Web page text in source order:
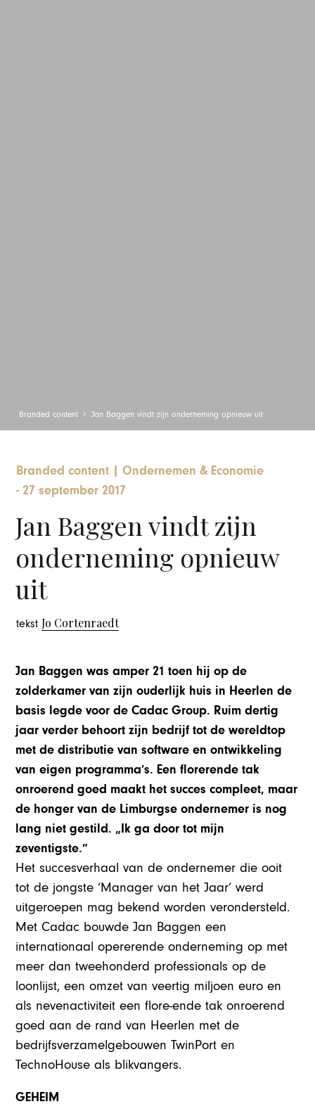
Branded content Jan Baggen vindt zijn onderneming opnieuw uit
Branded content
Ondernemen & Economie
-27 september 2017
Jan Baggen vindt zijn
onderneming opnieuw
uit
tekstJo Cortenraedt
Jan Baggen was amper 21 toen hij op de
zolderkamer van zijn ouderlijk huis in Heerlen de
basis legde voor de Cadac Group. Ruim dertig
jaar verder behoort zijn bedrijf tot de wereldtop
met de distributie van software en ontwikkeling
van eigen programma’s. Een florerende tak
onroerend goed maakt het succes compleet, maar
de honger van de Limburgse ondernemer is nog
lang niet gestild. „Ik ga door tot mijn
zeventigste.”
Het succesverhaal van de ondernemer die ooit
tot de jongste ‘Manager van het Jaar’ werd
uitgeroepen mag bekend worden verondersteld.
Met Cadac bouwde Jan Baggen een
internationaal opererende onderneming op met
meer dan tweehonderd professionals op de
loonlijst, een omzet van veertig miljoen euro en
als nevenactiviteit een flore-ende tak onroerend
goed aan de rand van Heerlen met de
bedrijfsverzamelgebouwen TwinPort en
TechnoHouse als blikvangers.
GEHEIM